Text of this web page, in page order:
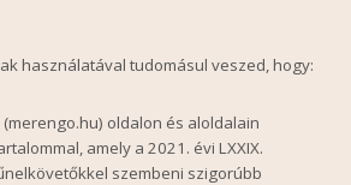
használatával tudomásul veszed, hogy:
oldalon és aloldalain
amely a 2021. évi LXXIX.
szembeni szigorúbb